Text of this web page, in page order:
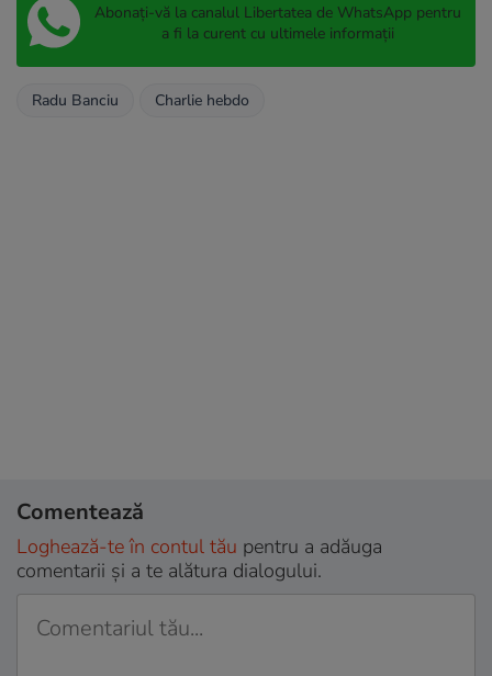
Abonați-vă la canalul Libertatea de WhatsApp pentru
a fi la curent cu ultimele informații
Radu Banciu Charlie hebdo
Comentează
Loghează-te în contul tău pentru a adăuga
comentarii și a te alătura dialogului.